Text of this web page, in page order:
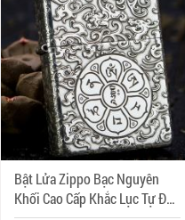
Bật Lửa Zippo Bạc Nguyên
Khối Cao Cấp Khắc Lục Tự Đại